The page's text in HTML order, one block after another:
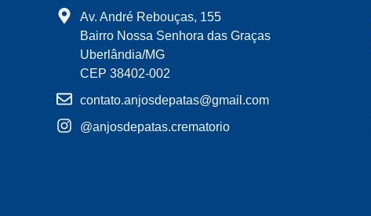
Av. André Rebouças, 155
Bairro Nossa Senhora das Graças
Uberlândia/MG
CEP 38402-002
contato.anjosdepatas@gmail.com
@anjosdepatas.crematorio